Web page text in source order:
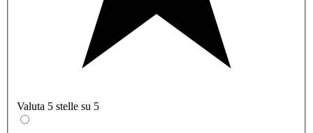
Valuta 5 stelle su 5